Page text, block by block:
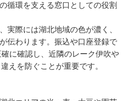
循環を支える窓口としての役割
実際には湖北地域の色が濃く、
伝わります。振込や口座登録で
に確認し、近隣のレーク伊吹や
えを防ぐことが重要です。